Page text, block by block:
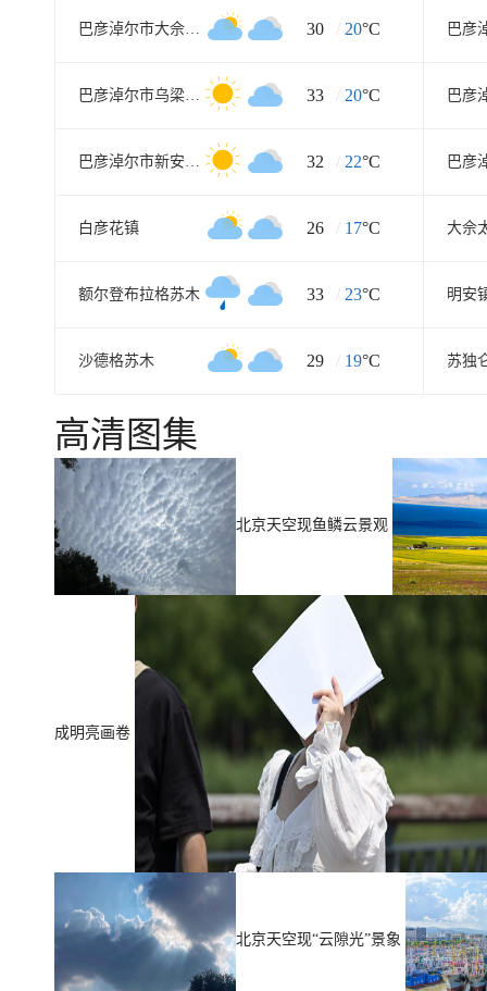
巴彦淖尔市大佘太牧场 30 / 20°C
巴彦淖尔市乌梁素海渔场 33 / 20°C
巴彦淖尔市新安农场 32 / 22°C
白彦花镇 26 / 17°C 大佘
额尔登布拉格苏木 33 / 23°C 明安
沙德格苏木 29 / 19°C 苏独
高清图集
北京天空现鱼鳞云景观
成明亮画卷
北京天空现“云隙光”景象